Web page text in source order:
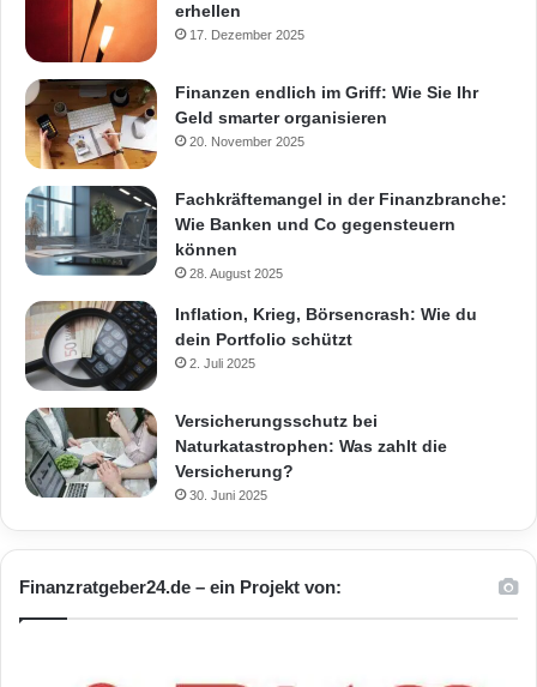
erhellen
17. Dezember 2025
Finanzen endlich im Griff: Wie Sie Ihr
Geld smarter organisieren
20. November 2025
Fachkräftemangel in der Finanzbranche:
Wie Banken und Co gegensteuern
können
28. August 2025
Inflation, Krieg, Börsencrash: Wie du
dein Portfolio schützt
2. Juli 2025
Versicherungsschutz bei
Naturkatastrophen: Was zahlt die
Versicherung?
30. Juni 2025
Finanzratgeber24.de – ein Projekt von: